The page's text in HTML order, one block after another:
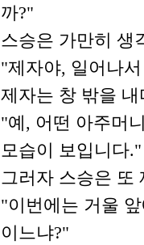
까?"
스승은 가만히 생
"제자야, 일어나
제자는 창 밖을
"예, 어떤 아주머
모습이 보입니다."
그러자 스승은 또
"이번에는 거울
이느냐?"